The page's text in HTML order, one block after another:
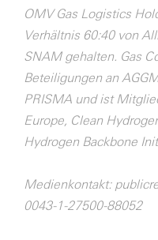
OMV Gas Logistics
Verhältnis 60:40 von
SNAM gehalten. Gas
Beteiligungen an
PRISMA und ist
Europe, Clean
Hydrogen Backbone
Medienkontakt:
0043-1-27500-88052